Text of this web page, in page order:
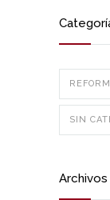
SIN
Archivos